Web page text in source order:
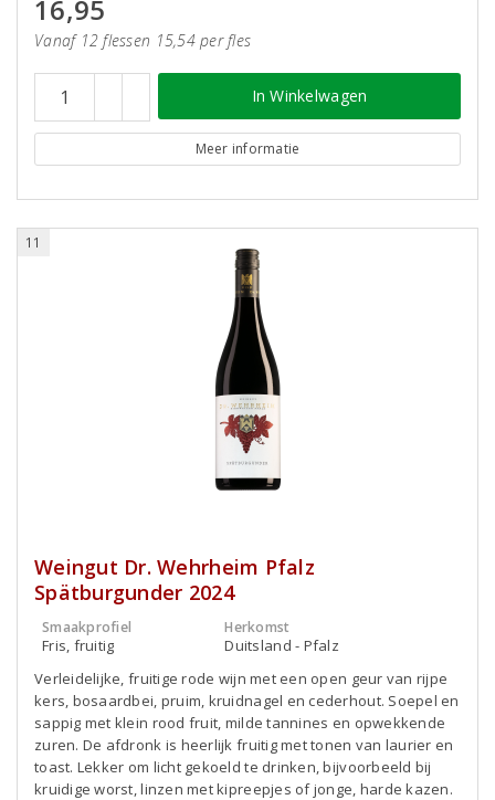
16,95
Vanaf 12 flessen 15,54 per fles
In Winkelwagen
Meer informatie
11
Weingut Dr. Wehrheim Pfalz
Spätburgunder 2024
Smaakprofiel
Fris, fruitig
Herkomst
Duitsland - Pfalz
Verleidelijke, fruitige rode wijn met een open geur van rijpe
kers, bosaardbei, pruim, kruidnagel en cederhout. Soepel en
sappig met klein rood fruit, milde tannines en opwekkende
zuren. De afdronk is heerlijk fruitig met tonen van laurier en
toast. Lekker om licht gekoeld te drinken, bijvoorbeeld bij
kruidige worst, linzen met kipreepjes of jonge, harde kazen.